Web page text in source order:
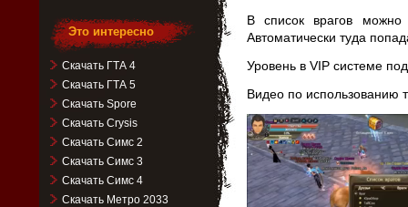
В список врагов можно
Автоматически туда
Уровень в VIP системе
Видео по использованию
Видеоплеер
Это интересно
Скачать ГТА 4
Скачать ГТА 5
Скачать Spore
Скачать Crysis
Скачать Симс 2
Скачать Симс 3
Скачать Симс 4
Скачать Метро 2033